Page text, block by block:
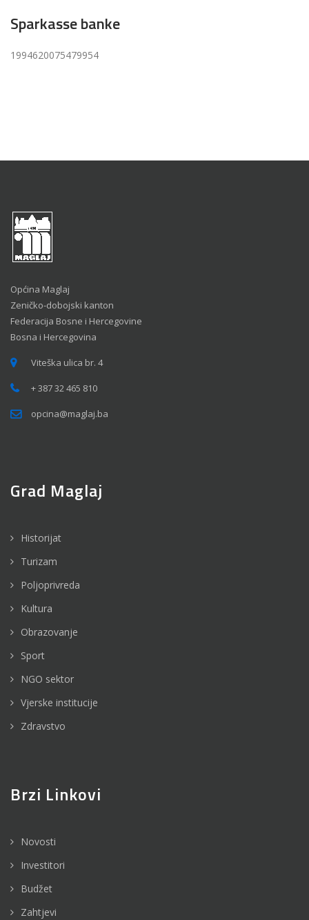
Sparkasse banke
1994620075479954
Općina Maglaj
Zeničko-dobojski kanton
Federacija Bosne i Hercegovine
Bosna i Hercegovina
Viteška ulica br. 4
+ 387 32 465 810
opcina@maglaj.ba
Grad Maglaj
Historijat
Turizam
Poljoprivreda
Kultura
Obrazovanje
Sport
NGO sektor
Vjerske institucije
Zdravstvo
Brzi Linkovi
Novosti
Investitori
Budžet
Zahtjevi